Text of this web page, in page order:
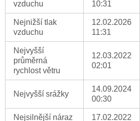
vzduchu
10:31
Nejnižší tlak
vzduchu
12.02.2026
11:31
Nejvyšší
průměrná
rychlost větru
12.03.2022
02:01
Nejvyšší srážky
14.09.2024
00:30
Nejsilnější náraz
17.02.2022